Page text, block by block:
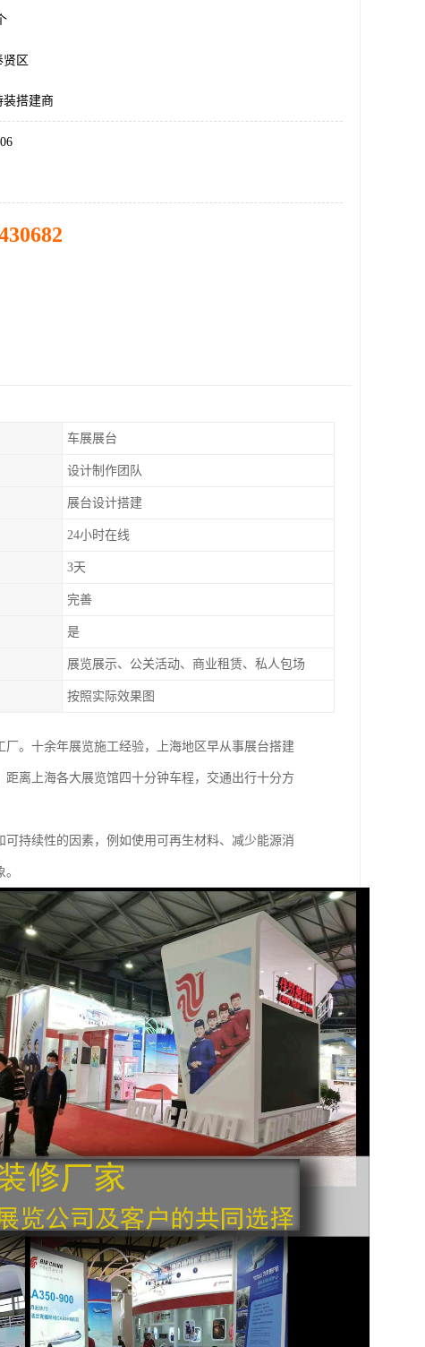
贤区
装搭建商
车展展台
设计制作团队
展台设计搭建
24小时在线
3天
完善
是
展览展示、公关活动、商业租赁、私人包场
按照实际效果图
。十余年展览施工经验，上海地区早从事展台搭建
离上海各大展览馆四十分钟车程，交通出行十分方
持续性的因素，例如使用可再生材料、减少能源消